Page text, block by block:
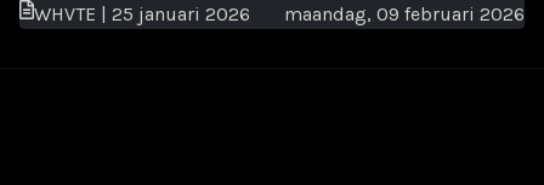
maandag, 09 februari 2026
WHVTE | 25 januari 2026